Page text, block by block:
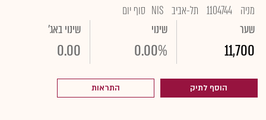
מניה 1104744 תל-אביב NIS סוף יום
שער
11,700
שינוי
0.00%
שינוי באג'
0.00
הוסף לתיק התראות